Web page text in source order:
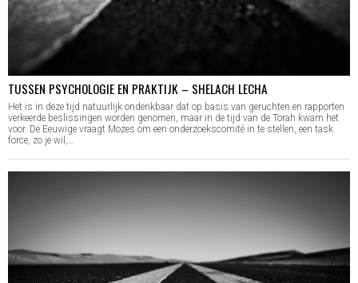
TUSSEN PSYCHOLOGIE EN PRAKTIJK – SHELACH LECHA
Het is in deze tijd natuurlijk ondenkbaar dat op basis van geruchten en rapporten
verkeerde beslissingen worden genomen, maar in de tijd van de Torah kwam het
voor. De Eeuwige vraagt Mozes om een onderzoekscomité in te stellen, een task
force, zo je wil,…